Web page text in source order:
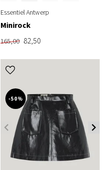
Essentiel Antwerp
Minirock
165,00 82,50
-50%